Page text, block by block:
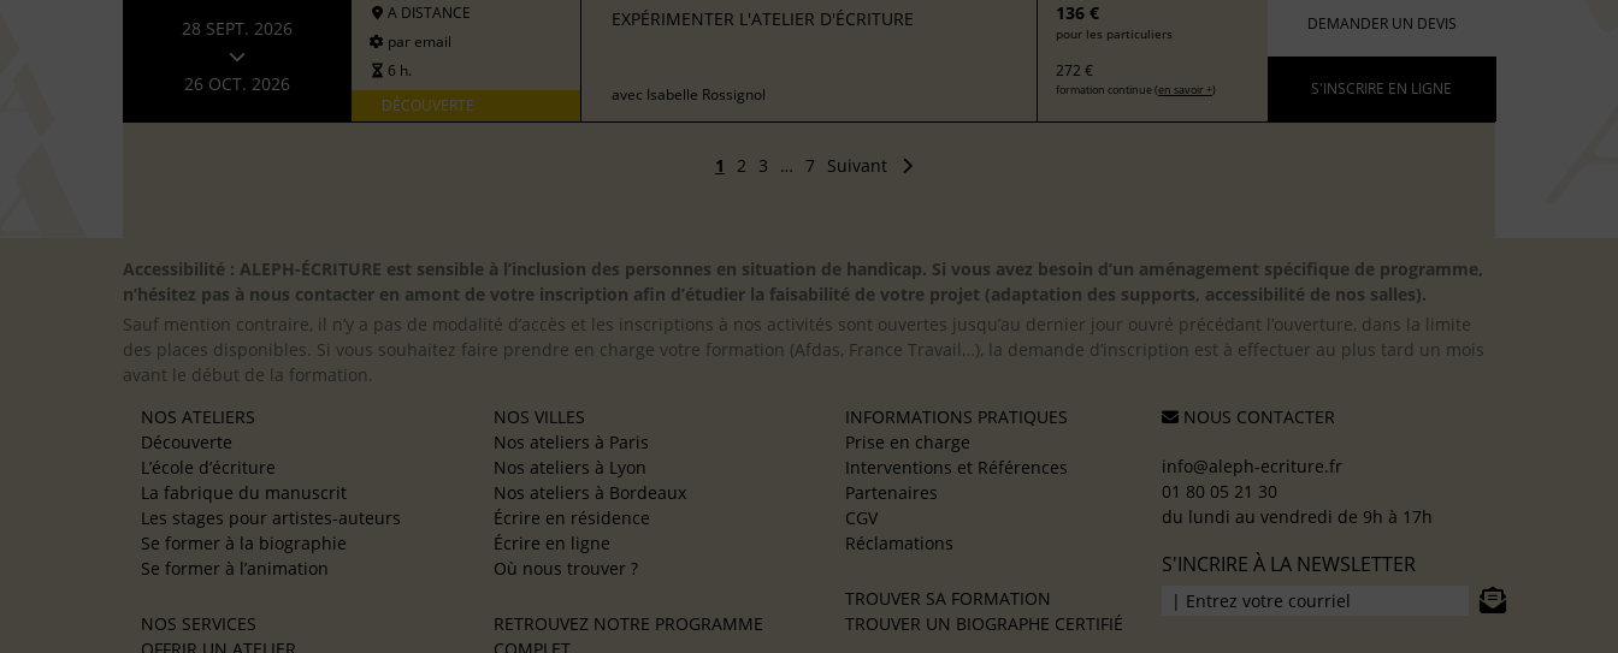
28 SEPT. 2026
26 OCT. 2026
A DISTANCE
par email
6 h.
DÉCOUVERTE
EXPÉRIMENTER L'ATELIER D'ÉCRITURE
avec Isabelle Rossignol
136 €
pour les particuliers
272 €
formation continue (en savoir +)
DEMANDER UN DEVIS
S'INSCRIRE EN LIGNE
1 2 3 … 7 Suivant
Accessibilité : ALEPH-ÉCRITURE est sensible à l’inclusion des personnes en situation de handicap. Si vous avez besoin d’un aménagement spécifique de programme,
n’hésitez pas à nous contacter en amont de votre inscription afin d’étudier la faisabilité de votre projet (adaptation des supports, accessibilité de nos salles).
Sauf mention contraire, il n’y a pas de modalité d’accès et les inscriptions à nos activités sont ouvertes jusqu’au dernier jour ouvré précédant l’ouverture, dans la limite
des places disponibles. Si vous souhaitez faire prendre en charge votre formation (Afdas, France Travail…), la demande d’inscription est à effectuer au plus tard un mois
avant le début de la formation.
NOS ATELIERS
Découverte
L’école d’écriture
La fabrique du manuscrit
Les stages pour artistes-auteurs
Se former à la biographie
Se former à l’animation
NOS SERVICES
NOS VILLES
Nos ateliers à Paris
Nos ateliers à Lyon
Nos ateliers à Bordeaux
Écrire en résidence
Écrire en ligne
Où nous trouver ?
RETROUVEZ NOTRE PROGRAMME
INFORMATIONS PRATIQUES
Prise en charge
Interventions et Références
Partenaires
CGV
Réclamations
TROUVER SA FORMATION
TROUVER UN BIOGRAPHE CERTIFIÉ
NOUS CONTACTER
info@aleph-ecriture.fr
01 80 05 21 30
du lundi au vendredi de 9h à 17h
S'INCRIRE À LA NEWSLETTER